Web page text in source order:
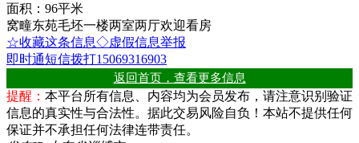
面积：96平米
窝疃东苑毛坯一楼两室两厅欢迎看房
☆收藏这条信息◇虚假信息举报
即时通短信拨打15069316903
返回首页，查看更多信息
提醒： 本平台所有信息、内容均为会员发布，请注意识别验证
信息的真实性与合法性。据此交易风险自负！本站不提供任何
保证并不承担任何法律连带责任。